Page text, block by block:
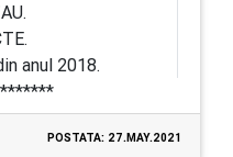
anul 2018.
POSTATA: 27.MAY.2021